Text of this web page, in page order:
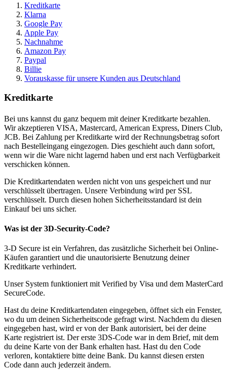
Kreditkarte
Klarna
Google Pay
Apple Pay
Nachnahme
Amazon Pay
Paypal
Billie
Vorauskasse für unsere Kunden aus Deutschland
Kreditkarte
Bei uns kannst du ganz bequem mit deiner Kreditkarte bezahlen.
Wir akzeptieren VISA, Mastercard, American Express, Diners Club,
JCB. Bei Zahlung per Kreditkarte wird der Rechnungsbetrag sofort
nach Bestelleingang eingezogen. Dies geschieht auch dann sofort,
wenn wir die Ware nicht lagernd haben und erst nach Verfügbarkeit
verschicken können.
Die Kreditkartendaten werden nicht von uns gespeichert und nur
verschlüsselt übertragen. Unsere Verbindung wird per SSL
verschlüsselt. Durch diesen hohen Sicherheitsstandard ist dein
Einkauf bei uns sicher.
Was ist dеr 3D-Security-Code?
3-D Secure ist ein Verfahren, das zusätzliche Sicherheit bei Online-
Käufen garantiert und die unautorisierte Benutzung deiner
Kreditkarte verhindert.
Unser System funktioniert mit Verified by Visa und dem MasterCard
SecureCode.
Hast du deine Kreditkartendaten eingegeben, öffnet sich ein Fenster,
wo du um deinen Sicherheitscode gefragt wirst. Nachdem du diesen
eingegeben hast, wird er von der Bank autorisiert, bei der deine
Karte registriert ist. Der erste 3DS-Code war in dem Brief, mit dem
du deine Karte von der Bank erhalten hast. Hast du den Code
verloren, kontaktiere bitte deine Bank. Du kannst diesen ersten
Code dann auch jederzeit ändern.